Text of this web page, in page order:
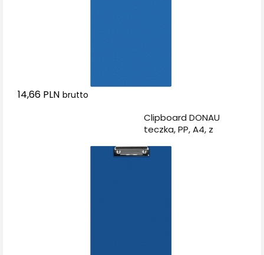
14,66 PLN brutto
Clipboard DONAU
teczka, PP, A4, z